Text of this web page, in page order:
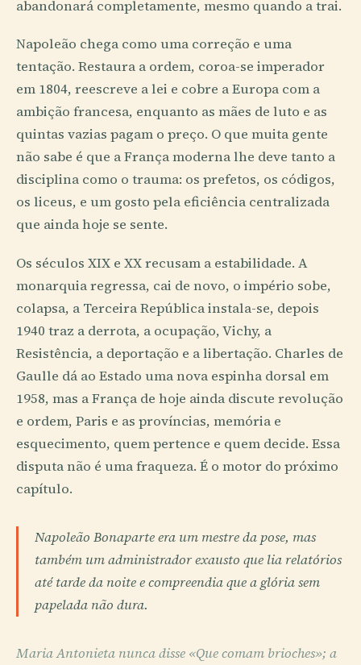
abandonará completamente, mesmo quando a trai.
Napoleão chega como uma correção e uma
tentação. Restaura a ordem, coroa-se imperador
em 1804, reescreve a lei e cobre a Europa com a
ambição francesa, enquanto as mães de luto e as
quintas vazias pagam o preço. O que muita gente
não sabe é que a França moderna lhe deve tanto a
disciplina como o trauma: os prefetos, os códigos,
os liceus, e um gosto pela eficiência centralizada
que ainda hoje se sente.
Os séculos XIX e XX recusam a estabilidade. A
monarquia regressa, cai de novo, o império sobe,
colapsa, a Terceira República instala-se, depois
1940 traz a derrota, a ocupação, Vichy, a
Resistência, a deportação e a libertação. Charles de
Gaulle dá ao Estado uma nova espinha dorsal em
1958, mas a França de hoje ainda discute revolução
e ordem, Paris e as províncias, memória e
esquecimento, quem pertence e quem decide. Essa
disputa não é uma fraqueza. É o motor do próximo
capítulo.
Napoleão Bonaparte era um mestre da pose, mas
também um administrador exausto que lia relatórios
até tarde da noite e compreendia que a glória sem
papelada não dura.
Maria Antonieta nunca disse «Que comam brioches»; a